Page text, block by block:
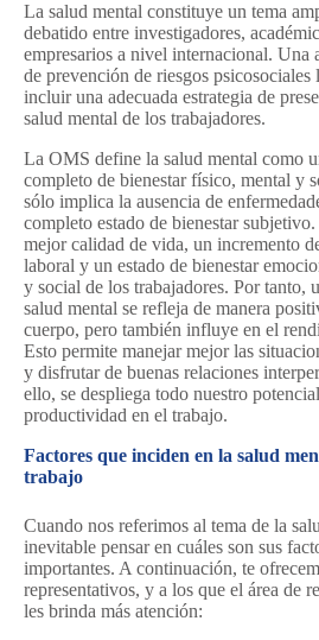
La salud mental constituye un tema
debatido entre investigadores,
empresarios a nivel internacional. Una
de prevención de riesgos psicosociales
incluir una adecuada estrategia de
salud mental de los trabajadores.
La OMS define la salud mental como
completo de bienestar físico, mental y
sólo implica la ausencia de
completo estado de bienestar
mejor calidad de vida, un incremento
laboral y un estado de bienestar
y social de los trabajadores. Por tanto,
salud mental se refleja de manera
cuerpo, pero también influye en el
Esto permite manejar mejor las
y disfrutar de buenas relaciones
ello, se despliega todo nuestro
productividad en el trabajo.
Factores que inciden en la salud
trabajo
Cuando nos referimos al tema de la
inevitable pensar en cuáles son sus
importantes. A continuación, te
representativos, y a los que el área de
les brinda más atención: